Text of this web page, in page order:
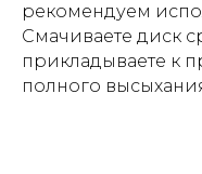
рекомендуем
Смачиваете диск
прикладываете к
полного